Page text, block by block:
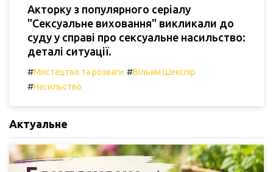
Акторку з популярного серіалу
"Сексуальне виховання" викликали до
суду у справі про сексуальне насильство:
деталі ситуації.
#Мистецтво та розваги #Вільям Шекспір
#Насильство
Актуальне